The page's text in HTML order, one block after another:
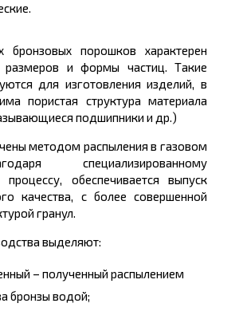
бронзовых порошков характерен
размеров и формы частиц. Такие
для изготовления изделий, в
пористая структура материала
подшипники и др.)
методом распыления в газовом
специализированному
обеспечивается выпуск
качества, с более совершенной
гранул.
выделяют:
– полученный распылением
бронзы водой;